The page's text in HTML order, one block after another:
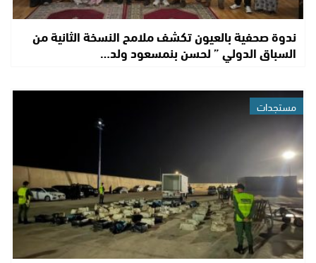
ندوة صحفية بالعيون تكشف ملامح النسخة الثانية من
السباق الدولي ” لحسن بنمسعود ولد…
مستجدات